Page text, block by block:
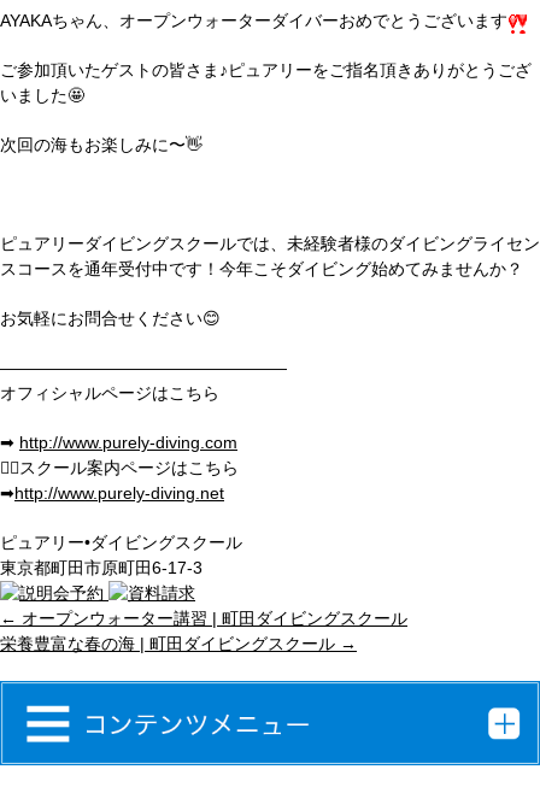
AYAKAちゃん、オープンウォーターダイバーおめでとうございます
ご参加頂いたゲストの皆さま♪ピュアリーをご指名頂きありがとうござ
いました🤩
次回の海もお楽しみに〜👋
ピュアリーダイビングスクールでは、未経験者様のダイビングライセン
スコースを通年受付中です！今年こそダイビング始めてみませんか？
お気軽にお問合せください😊
—————————————————
オフィシャルページはこちら
➡︎ http://www.purely-diving.com
💁‍♂️スクール案内ページはこちら
➡︎http://www.purely-diving.net
ピュアリー•ダイビングスクール
東京都町田市原町田6-17-3
← オープンウォーター講習 | 町田ダイビングスクール
栄養豊富な春の海 | 町田ダイビングスクール →